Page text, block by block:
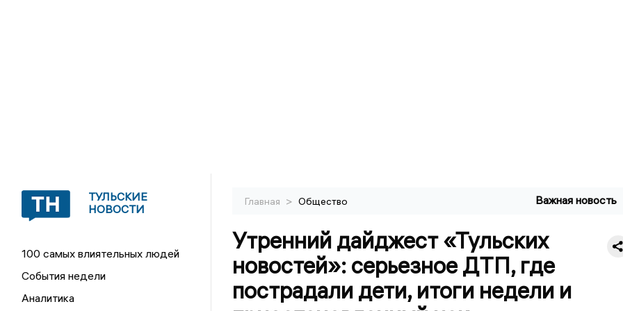
ТУЛЬСКИЕ
НОВОСТИ
100 самых влиятельных людей
События недели
Аналитика
Главная > Общество Важная новость
Утренний дайджест «Тульских
новостей»: серьезное ДТП, где
пострадали дети, итоги недели и